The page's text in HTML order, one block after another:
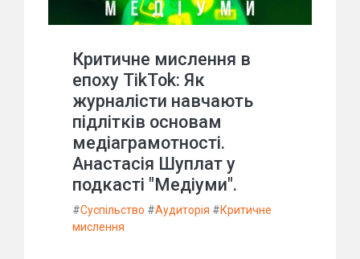
Критичне мислення в
епоху TikTok: Як
журналісти навчають
підлітків основам
медіаграмотності.
Анастасія Шуплат у
подкасті "Медіуми".
#Суспільство #Аудиторія #Критичне
мислення